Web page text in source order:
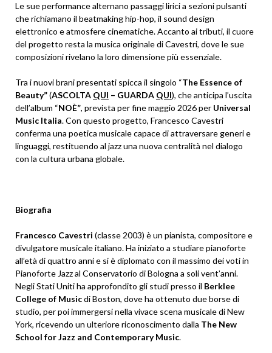
Le sue performance alternano passaggi lirici a sezioni pulsanti
che richiamano il beatmaking hip-hop, il sound design
elettronico e atmosfere cinematiche. Accanto ai tributi, il cuore
del progetto resta la musica originale di Cavestri, dove le sue
composizioni rivelano la loro dimensione più essenziale.
Tra i nuovi brani presentati spicca il singolo “The Essence of
Beauty”(ASCOLTA QUI – GUARDA QUI), che anticipa l’uscita
dell’album “NOÈ”, prevista per fine maggio 2026 per Universal
Music Italia. Con questo progetto, Francesco Cavestri
conferma una poetica musicale capace di attraversare generi e
linguaggi, restituendo al jazz una nuova centralità nel dialogo
con la cultura urbana globale.
Biografia
Francesco Cavestri (classe 2003) è un pianista, compositore e
divulgatore musicale italiano. Ha iniziato a studiare pianoforte
all’età di quattro anni e si è diplomato con il massimo dei voti in
Pianoforte Jazz al Conservatorio di Bologna a soli vent’anni.
Negli Stati Uniti ha approfondito gli studi presso il Berklee
College of Musicdi Boston, dove ha ottenuto due borse di
studio, per poi immergersi nella vivace scena musicale di New
York, ricevendo un ulteriore riconoscimento dalla The New
School for Jazz and Contemporary Music.